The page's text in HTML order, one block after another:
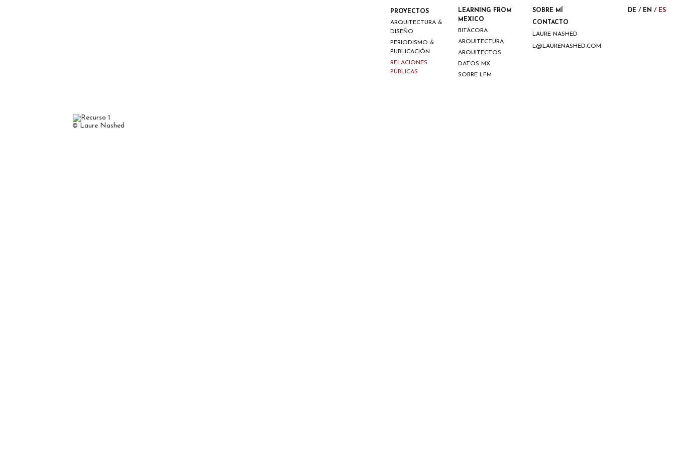
PROYECTOS
ARQUITECTURA &
DISEÑO
PERIODISMO &
PUBLICACIÓN
RELACIONES
PÚBLICAS
LEARNING FROM
MEXICO
BITÁCORA
ARQUITECTURA
ARQUITECTOS
DATOS MX
SOBRE LFM
SOBRE MÍ
CONTACTO
LAURE NASHED
L@LAURENASHED.COM
DE / EN / ES
© Laure Nashed